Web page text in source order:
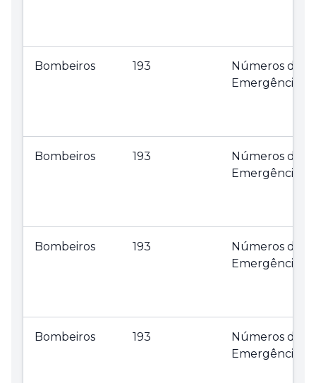
Bombeiros 193
Números de
Emergência
Bombeiros 193
Números de
Emergência
Bombeiros 193
Números de
Emergência
Bombeiros 193
Números de
Emergência